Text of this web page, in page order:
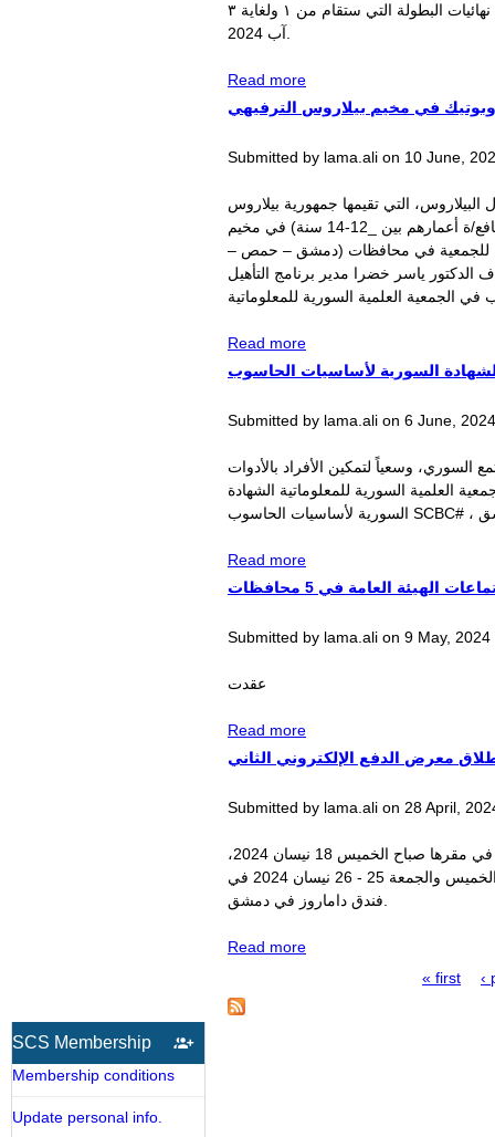
تموز؛ ١٥٢ فريقاً من مختلف المحافظات السورية، واختتمت بإعلان النتائج وتأهل 71 فريق للمشاركة في نهائيات البطولة التي ستقام من ١ ولغاية ٣
Read more
المعلوماتية تتأهل لنهائيات
في مخيم بيلاروس الترفيهي
Submitted by lama.ali on 10 June,
التي تقيمها جمهورية بيلاروس
في العاصمة مينسك، وذلك ضمن صف اليافعين الموهوبين في مجال الروبوتيك، حيث يشارك 15 يافع/ة أعمارهم بين _12-14 سنة) في مخيم
للجمعية في محافظات (دمشق – حمص –
تخيمهم في الفترة الواقعة ما بين 30 أيار – 12 حزيران 2024، بإشراف الدكتور ياسر خضرا مدير برنامج التأهيل
Read more
المعلوماتية تشارك بصف
الترفيهي
السورية لأساسيات الحاسوب
Submitted by lama.ali on 6 June,
السوري، وسعياً لتمكين الأفراد بالأدوات
العلمية السورية للمعلوماتية الشهادة
Read more
تطلق الشهادة السورية
الهيئة العامة في 5 محافظات
Submitted by lama.ali on 9 May, 2024
عقدت
Read more
تعقد اجتماعات الهيئة العامة
معرض الدفع الإلكتروني الثاني
Submitted by lama.ali on 28 April,
أطلقت الجمعية العلمية السورية للمعلوماتية مؤتمر ومعرض الدفع الالكتروني خلال مؤتمر صحفي عقد في مقرها صباح الخميس 18 نيسان 2024،
المؤتمر الذي يقام تحت رعاية وزارة الاتصالات وبالشراكة مع شركة ثقة للمعارض تمتد فعالياته ليومي الخميس والجمعة 25 - 26 نيسان 2024 في
Read more
معرض الدفع الإلكتروني
Pages
« first ‹
SCS Membership
Membership conditions
Update personal info.